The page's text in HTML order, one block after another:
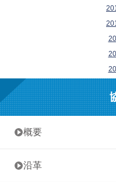
• 概要
• 沿革